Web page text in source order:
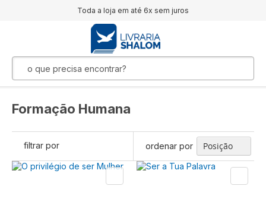
Toda a loja em até 6x sem juros
Formação Humana
ordenar por
filtrar por